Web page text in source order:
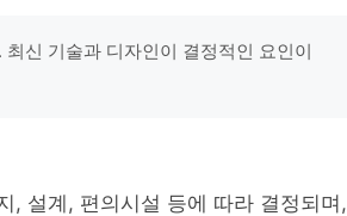
신 기술과 디자인이 결정적인 요인이
, 설계, 편의시설 등에 따라 결정되며,